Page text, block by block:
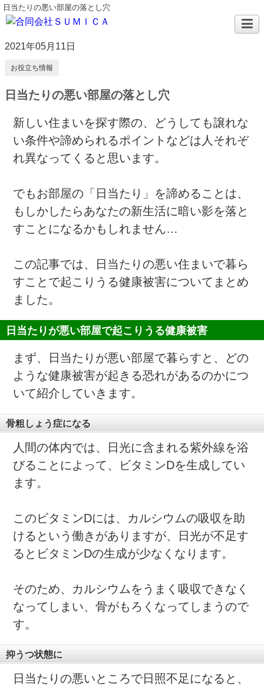
日当たりの悪い部屋の落とし穴
2021年05月11日
お役立ち情報
日当たりの悪い部屋の落とし穴
新しい住まいを探す際の、どうしても譲れな
い条件や諦められるポイントなどは人それぞ
れ異なってくると思います。
でもお部屋の「日当たり」を諦めることは、
もしかしたらあなたの新生活に暗い影を落と
すことになるかもしれません…
この記事では、日当たりの悪い住まいで暮ら
すことで起こりうる健康被害についてまとめ
ました。
日当たりが悪い部屋で起こりうる健康被害
まず、日当たりが悪い部屋で暮らすと、どの
ような健康被害が起きる恐れがあるのかにつ
いて紹介していきます。
骨粗しょう症になる
人間の体内では、日光に含まれる紫外線を浴
びることによって、ビタミンDを生成してい
ます。
このビタミンDには、カルシウムの吸収を助
けるという働きがありますが、日光が不足す
るとビタミンDの生成が少なくなります。
そのため、カルシウムをうまく吸収できなく
なってしまい、骨がもろくなってしまうので
す。
抑うつ状態に
日当たりの悪いところで日照不足になると、